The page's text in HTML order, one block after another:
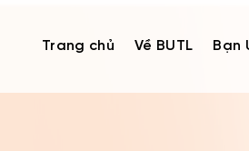
Trang chủ Về BUTL Bạn